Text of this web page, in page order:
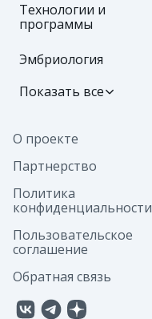
Технологии и
программы
Эмбриология
Показать все
О проекте
Партнерство
Политика
конфиденциальности
Пользовательское
соглашение
Обратная связь